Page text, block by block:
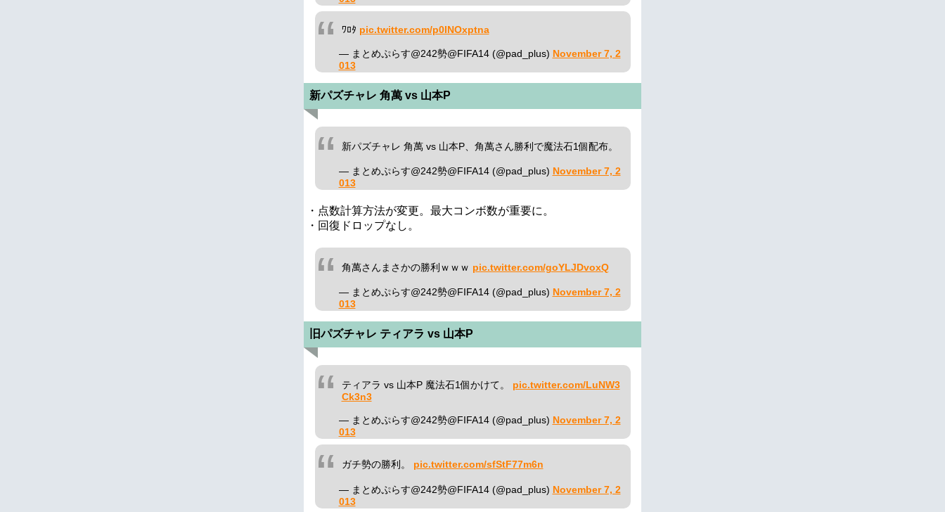
ﾜﾛﾀ pic.twitter.com/p0INOxptna
— まとめぷらす@242勢@FIFA14 (@pad_plus) November 7, 2
013
新パズチャレ 角萬 vs 山本P
新パズチャレ 角萬 vs 山本P、角萬さん勝利で魔法石1個配布。
— まとめぷらす@242勢@FIFA14 (@pad_plus) November 7, 2
013
・点数計算方法が変更。最大コンボ数が重要に。
・回復ドロップなし。
角萬さんまさかの勝利ｗｗｗ pic.twitter.com/goYLJDvoxQ
— まとめぷらす@242勢@FIFA14 (@pad_plus) November 7, 2
013
旧パズチャレ ティアラ vs 山本P
ティアラ vs 山本P 魔法石1個かけて。 pic.twitter.com/LuNW3
Ck3n3
— まとめぷらす@242勢@FIFA14 (@pad_plus) November 7, 2
013
ガチ勢の勝利。 pic.twitter.com/sfStF77m6n
— まとめぷらす@242勢@FIFA14 (@pad_plus) November 7, 2
013